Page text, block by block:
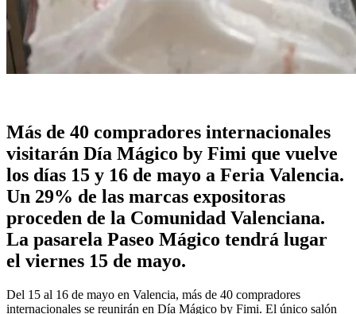
Más de 40 compradores internacionales
visitarán Día Mágico by Fimi que vuelve
los días 15 y 16 de mayo a Feria Valencia.
Un 29% de las marcas expositoras
proceden de la Comunidad Valenciana.
La pasarela Paseo Mágico tendrá lugar
el viernes 15 de mayo.
Del 15 al 16 de mayo en Valencia, más de 40 compradores
internacionales se reunirán en Día Mágico by Fimi. El único salón